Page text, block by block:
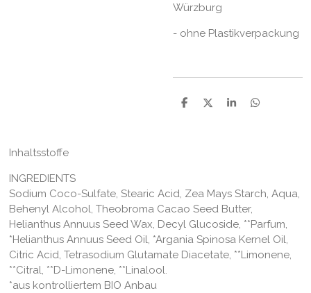
Würzburg
- ohne Plastikverpackung
T
T
T
T
Inhaltsstoffe
INGREDIENTS
Sodium Coco-Sulfate, Stearic Acid, Zea Mays Starch, Aqua,
Behenyl Alcohol, Theobroma Cacao Seed Butter,
Helianthus Annuus Seed Wax, Decyl Glucoside, **Parfum,
*Helianthus Annuus Seed Oil, *Argania Spinosa Kernel Oil,
Citric Acid, Tetrasodium Glutamate Diacetate, **Limonene,
**Citral, **D-Limonene, **Linalool.
*aus kontrolliertem BIO Anbau